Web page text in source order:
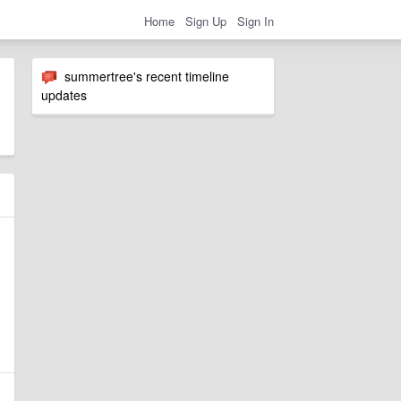
Home Sign Up Sign In
summertree's recent timeline
updates